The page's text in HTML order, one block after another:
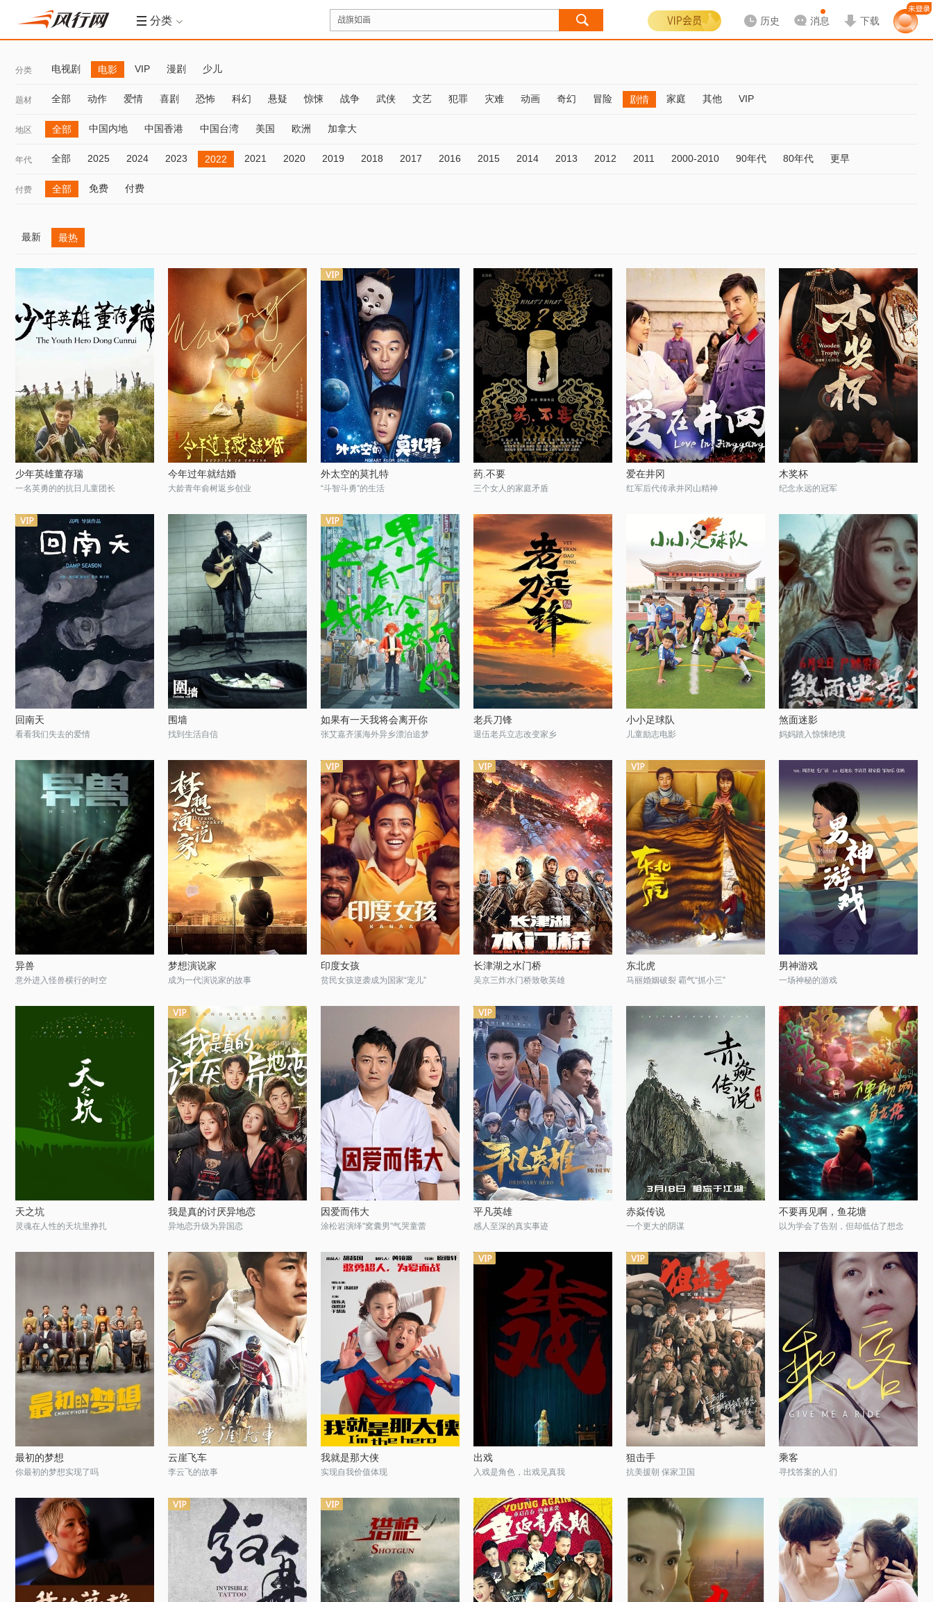
分类 历史 消息 下载
分类 电视剧 电影 VIP 漫剧 少儿
题材 全部 动作 爱情 喜剧 恐怖 科幻 悬疑 惊悚 战争 武侠 文艺 犯罪 灾难 动画 奇幻 冒险 剧情 家庭 其他 VIP
地区 全部 中国内地 中国香港 中国台湾 美国 欧洲 加拿大
年代 全部 2025 2024 2023 2022 2021 2020 2019 2018 2017 2016 2015 2014 2013 2012 2011 2000-2010 90年代 80年代 更早
付费 全部 免费 付费
最新 最热
少年英雄董存瑞
一名英勇的的抗日儿童团长
今年过年就结婚
大龄青年俞树返乡创业
外太空的莫扎特
“斗智斗勇”的生活
药.不要
三个女人的家庭矛盾
爱在井冈
红军后代传承井冈山精神
木奖杯
纪念永远的冠军
回南天
看看我们失去的爱情
围墙
找到生活自信
如果有一天我将会离开你
张艾嘉齐溪海外异乡漂泊追梦
老兵刀锋
退伍老兵立志改变家乡
小小足球队
儿童励志电影
煞面迷影
妈妈踏入惊悚绝境
异兽
意外进入怪兽横行的时空
梦想演说家
成为一代演说家的故事
印度女孩
贫民女孩逆袭成为国家“宠儿”
长津湖之水门桥
吴京三炸水门桥致敬英雄
东北虎
马丽婚姻破裂 霸气“抓小三”
男神游戏
一场神秘的游戏
天之坑
灵魂在人性的天坑里挣扎
我是真的讨厌异地恋
异地恋升级为异国恋
因爱而伟大
涂松岩演绎"窝囊男"气哭童蕾
平凡英雄
感人至深的真实事迹
赤焱传说
一个更大的阴谋
不要再见啊，鱼花塘
以为学会了告别，但却低估了想念
最初的梦想
你最初的梦想实现了吗
云崖飞车
李云飞的故事
我就是那大侠
实现自我价值体现
出戏
入戏是角色，出戏见真我
狙击手
抗美援朝 保家卫国
乘客
寻找答案的人们